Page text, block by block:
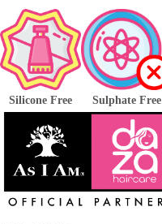
Silicone Free Sulphate Free